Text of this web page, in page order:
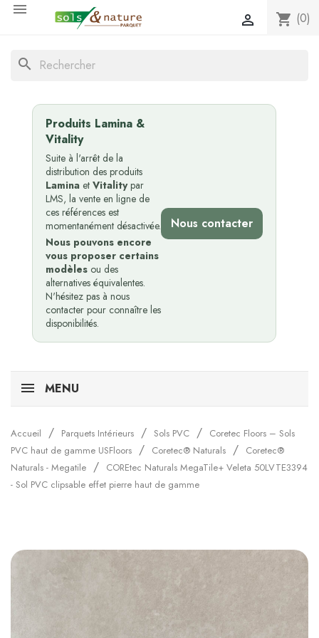

shopping_cart (0)

search
Produits Lamina &
Vitality
Suite à l'arrêt de la
distribution des produits
Lamina et Vitalitypar
LMS, la vente en ligne de
ces références est
momentanément désactivée.
Nous pouvons encore
vous proposer certains
modèles ou des
alternatives équivalentes.
N'hésitez pas à nous
contacter pour connaître les
disponibilités.
Nous contacter
MENU
Accueil Parquets Intérieurs Sols PVC
Coretec Floors – Sols
PVC haut de gamme USFloors
Coretec® Naturals
Coretec®
Naturals - Megatile
COREtec Naturals MegaTile+ Veleta 50LVTE3394
- Sol PVC clipsable effet pierre haut de gamme